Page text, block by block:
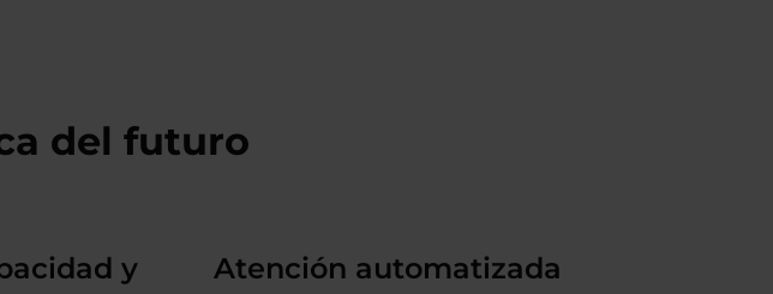
del futuro
y
Atención automatizada